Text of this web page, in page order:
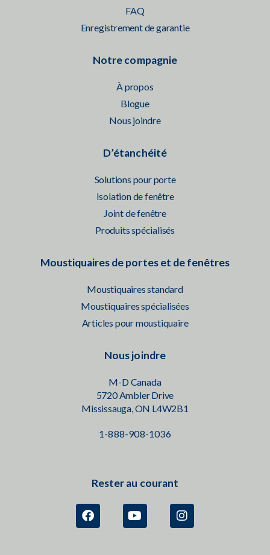
FAQ
Enregistrement de garantie
Notre compagnie
À propos
Blogue
Nous joindre
D’étanchéité
Solutions pour porte
Isolation de fenêtre
Joint de fenêtre
Produits spécialisés
Moustiquaires de portes et de fenêtres
Moustiquaires standard
Moustiquaires spécialisées
Articles pour moustiquaire
Nous joindre
M-D Canada
5720 Ambler Drive
Mississauga, ON L4W2B1
1-888-908-1036
Rester au courant